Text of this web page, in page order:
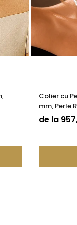
Colier cu
mm, Perle
KASKADDA®
de la